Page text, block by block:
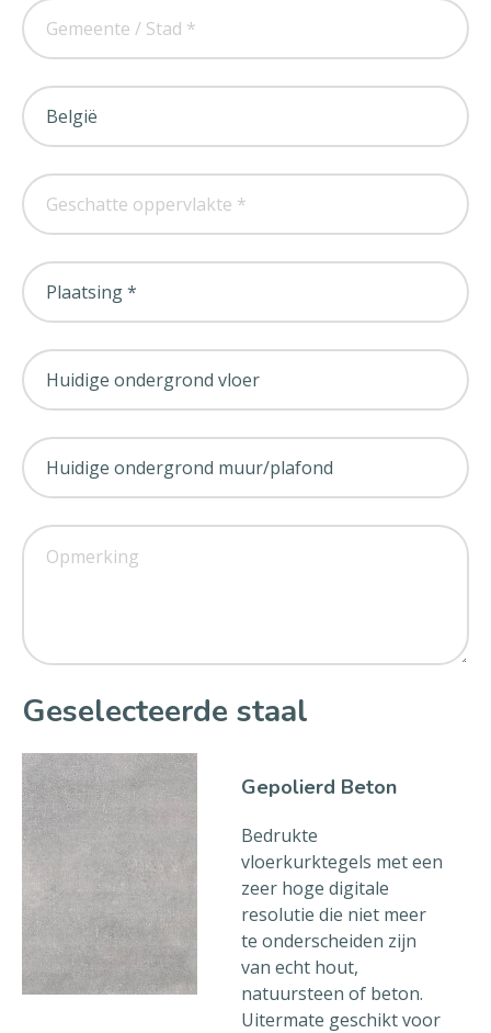
Geselecteerde staal
Gepolierd Beton
Bedrukte
vloerkurktegels met een
zeer hoge digitale
resolutie die niet meer
te onderscheiden zijn
van echt hout,
natuursteen of beton.
Uitermate geschikt voor